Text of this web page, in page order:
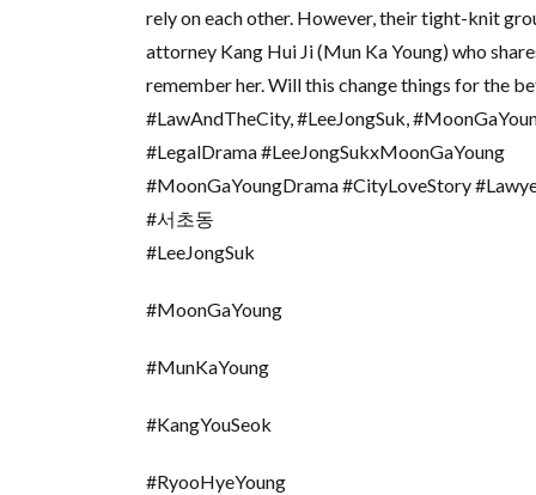
rely on each other. However, their tight-knit
attorney Kang Hui Ji (Mun Ka Young) who
remember her. Will this change things for the
#LawAndTheCity, #LeeJongSuk,
#LegalDrama #LeeJongSukxMoonGaYoung
#MoonGaYoungDrama #CityLoveStory
#서초동
#LeeJongSuk
#MoonGaYoung
#MunKaYoung
#KangYouSeok
#RyooHyeYoung